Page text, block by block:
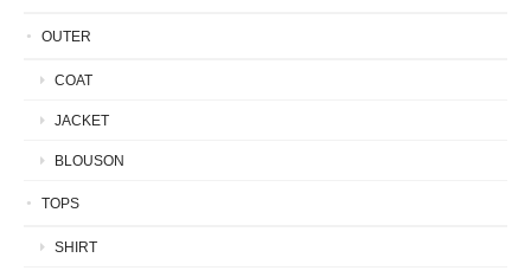
OUTER
COAT
JACKET
BLOUSON
TOPS
SHIRT